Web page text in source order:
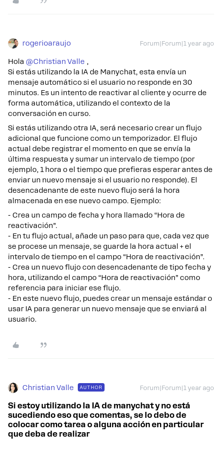
rogerioaraujo Forum|Forum|1 year ago
Hola ​ @Christian Valle ,
Si estás utilizando la IA de Manychat, esta envía un
mensaje automático si el usuario no responde en 30
minutos. Es un intento de reactivar al cliente y ocurre de
forma automática, utilizando el contexto de la
conversación en curso.
Si estás utilizando otra IA, será necesario crear un flujo
adicional que funcione como un temporizador. El flujo
actual debe registrar el momento en que se envía la
última respuesta y sumar un intervalo de tiempo (por
ejemplo, 1 hora o el tiempo que prefieras esperar antes de
enviar un nuevo mensaje si el usuario no responde). El
desencadenante de este nuevo flujo será la hora
almacenada en ese nuevo campo. Ejemplo:
- Crea un campo de fecha y hora llamado “Hora de
reactivación”.
- En tu flujo actual, añade un paso para que, cada vez que
se procese un mensaje, se guarde la hora actual + el
intervalo de tiempo en el campo “Hora de reactivación”.
- Crea un nuevo flujo con desencadenante de tipo fecha y
hora, utilizando el campo “Hora de reactivación” como
referencia para iniciar ese flujo.
- En este nuevo flujo, puedes crear un mensaje estándar o
usar IA para generar un nuevo mensaje que se enviará al
usuario.
Christian Valle AUTHOR Forum|Forum|1 year ago
Si estoy utilizando la IA de manychat y no está
sucediendo eso que comentas, se lo debo de
colocar como tarea o alguna acción en particular
que deba de realizar